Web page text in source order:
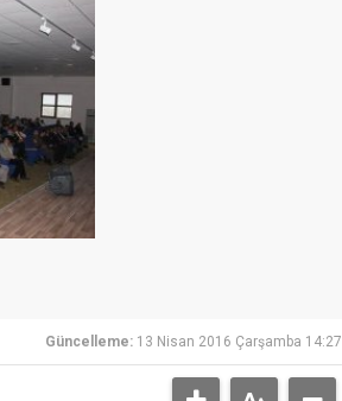
Güncelleme: 13 Nisan 2016 Çarşamba 14:27